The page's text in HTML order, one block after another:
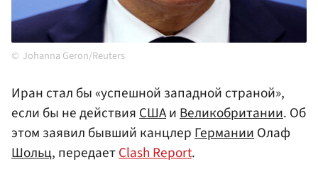
Johanna Geron/Reuters
Иран стал бы «успешной западной страной»,
если бы не действияСШАиВеликобритании. Об
этом заявил бывший канцлерГерманииОлаф
Шольц, передаетClash Report.